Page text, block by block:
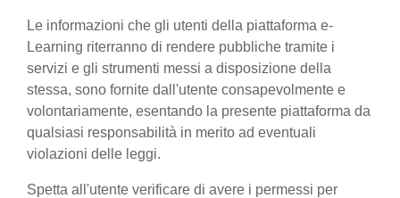
Le informazioni che gli utenti della piattaforma e-
Learning riterranno di rendere pubbliche tramite i
servizi e gli strumenti messi a disposizione della
stessa, sono fornite dall'utente consapevolmente e
volontariamente, esentando la presente piattaforma da
qualsiasi responsabilità in merito ad eventuali
violazioni delle leggi.
Spetta all'utente verificare di avere i permessi per